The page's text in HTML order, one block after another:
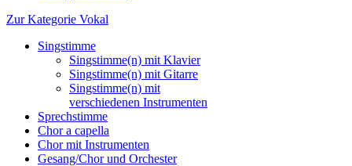
Zur Kategorie Vokal
Singstimme
Singstimme(n) mit Klavier
Singstimme(n) mit Gitarre
Singstimme(n) mit
verschiedenen Instrumenten
Sprechstimme
Chor a capella
Chor mit Instrumenten
Gesang/Chor und Orchester